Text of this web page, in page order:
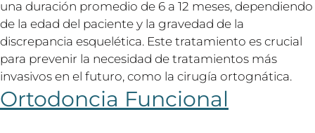
una duración promedio de 6 a 12 meses, dependiendo
de la edad del paciente y la gravedad de la
discrepancia esquelética. Este tratamiento es crucial
para prevenir la necesidad de tratamientos más
invasivos en el futuro, como la cirugía ortognática.
Ortodoncia Funcional